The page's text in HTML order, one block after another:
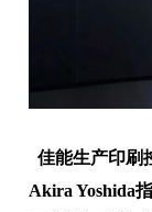
佳能生产印刷
Akira Yoshida